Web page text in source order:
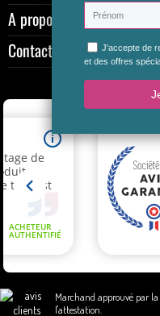
A propos
Contactez-nous
Marchand approuvé par la
l'attestation